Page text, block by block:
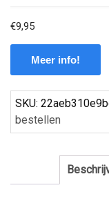
€9,95
Meer info!
SKU:
bestellen